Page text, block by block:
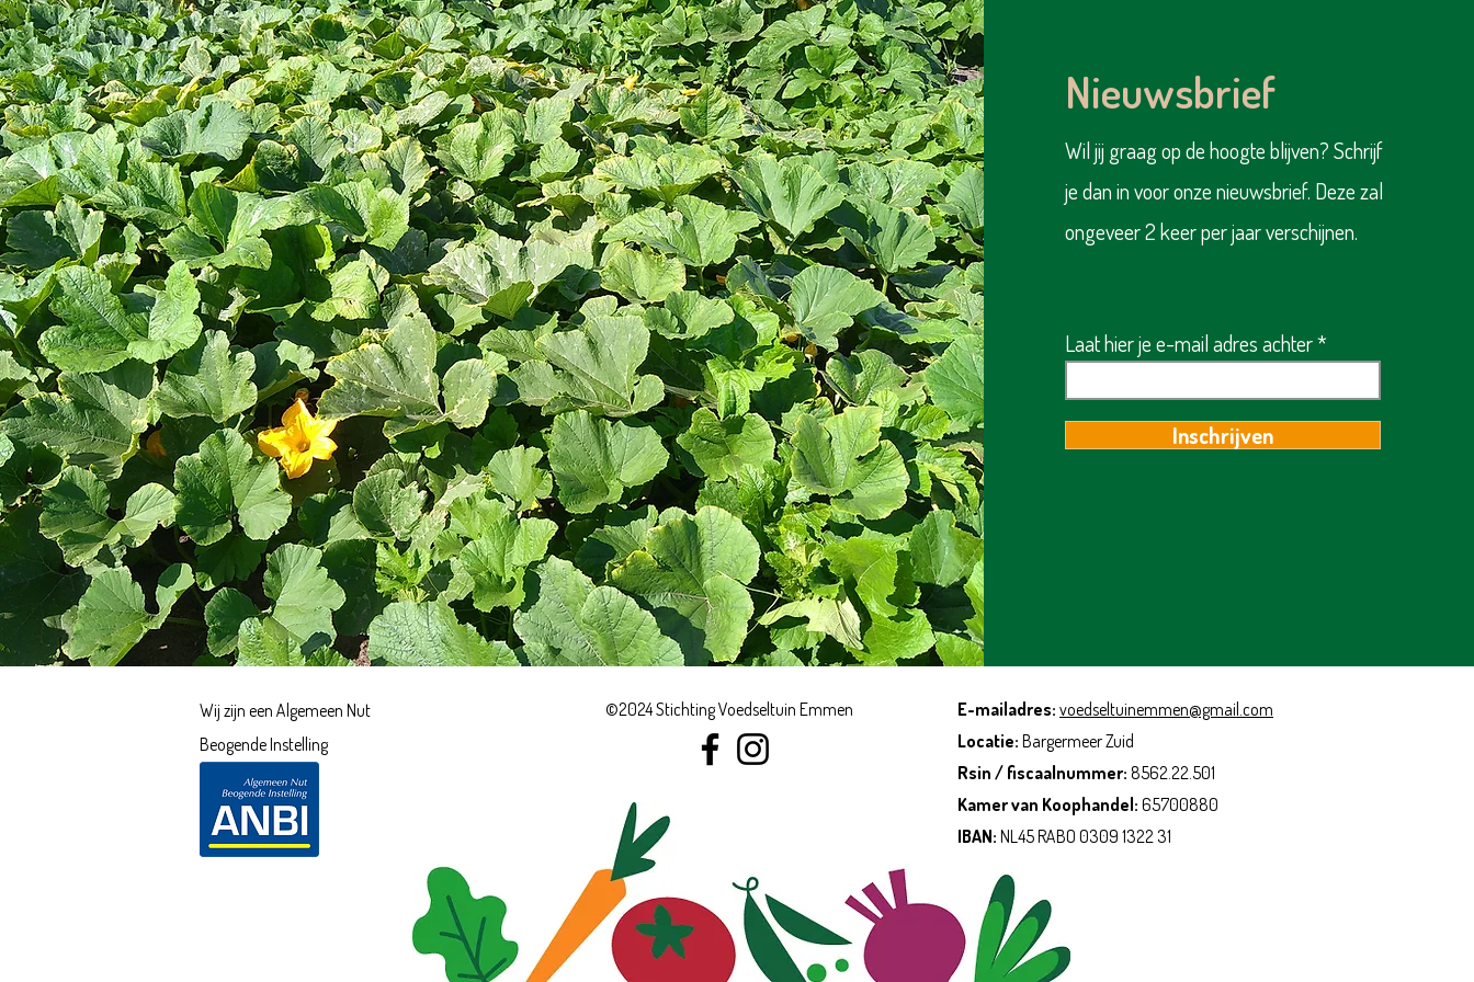
dressing: 2 eetlepels
mayonaise 1 eetlepel witte
wijnazijn 1 theelepel mosterd 1
theelepel honing 2 theelepels
extra vierge olijfolie peper en
zout Bereiding Meng in een
saladeschaal de ingrediënten
voor de dres
onderhouden en geoogst. Het
resultaat mag er zijn! In de
moestuin staan inmiddels vele
soorten groenten. Alles hebben
we zelf opgekweekt in onze
kas of rechtstreeks in de tuin
gezaaid. Zo groeien er onder
andere radijsjes, ijsbergsla,
andijvie, sp
gewerkt om van 2026 een
mooi jaar te maken. Een tuin
van twee werelden: No-Dig
versus Traditioneel Wie over
ons middenpad loopt, ziet dit
jaar een interessant contrast.
Onze moestuin is namelijk in
tweeën gedeeld: Links van het
kernwaarden. Op de plaat bij dit
blog zie je in één oogopslag
wat 2025 ons heeft gebracht.
Graag lichten we dit toe. Onze
drie doelen als basis Alles wat
we doen in de Voedseltuin
draait om: Gezonde voeding We
verbouwen verse, onbespoten
groent
de levering van het
besturingstechniek had eerder
al ondersteuning geboden,
onder andere met een aantal
Nieuwsbrief
Wil jij graag op de hoogte blijven? Schrijf
je dan in voor onze nieuwsbrief. Deze zal
ongeveer 2 keer per jaar verschijnen.
Laat hier je e-mail adres achter
Inschrijven
Wij zijn een Algemeen Nut
Beogende Instelling
©2024 Stichting Voedseltuin Emmen E-mailadres: voedseltuinemmen@gmail.com
Locatie: Bargermeer Zuid
Rsin / fiscaalnummer: 8562.22.501
Kamer van Koophandel: 65700880
IBAN: NL45 RABO 0309 1322 31